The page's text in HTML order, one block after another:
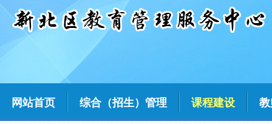
网站首页 综合（招生）管理 课程建设